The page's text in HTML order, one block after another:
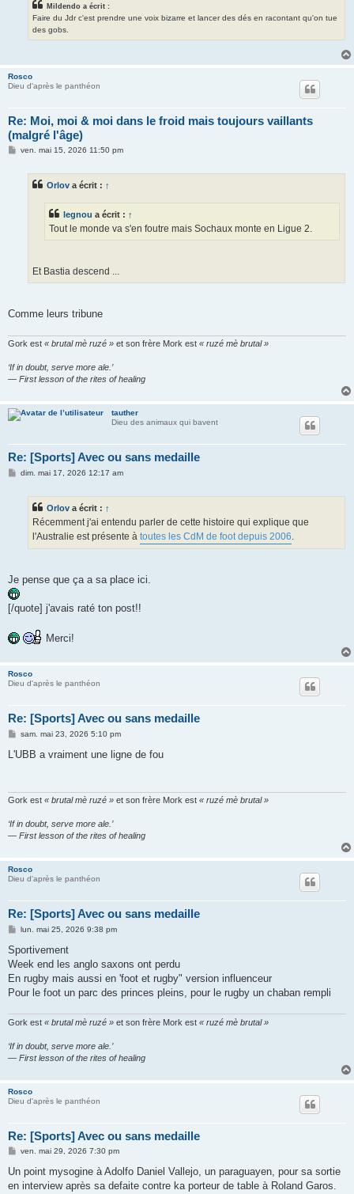
Mildendo a écrit :
Faire du Jdr c'est prendre une voix bizarre et lancer des dés en racontant qu'on tue
des gobs.
Rosco
Dieu d'après le panthéon
Re: Moi, moi & moi dans le froid mais toujours vaillants
(malgré l'âge)
Mven. mai 15, 2026 11:50 pm
Orlov a écrit : ↑
legnou a écrit : ↑
Tout le monde va s'en foutre mais Sochaux monte en Ligue 2.
Et Bastia descend ...
Comme leurs tribune
Gork est « brutal mè ruzé » et son frère Mork est « ruzé mè brutal »
‘If in doubt, serve more ale.’
— First lesson of the rites of healing
tauther
Dieu des animaux qui bavent
Re: [Sports] Avec ou sans medaille
Mdim. mai 17, 2026 12:17 am
Orlov a écrit : ↑
Récemment j'ai entendu parler de cette histoire qui explique que
l'Australie est présente à toutes les CdM de foot depuis 2006.
Je pense que ça a sa place ici.
[/quote] j'avais raté ton post!!
Merci!
Rosco
Dieu d'après le panthéon
Re: [Sports] Avec ou sans medaille
M
s
sam. mai 23, 2026 5:10 pm
L'UBB a vraiment une ligne de fou
Gork est « brutal mè ruzé » et son frère Mork est « ruzé mè brutal »
‘If in doubt, serve more ale.’
— First lesson of the rites of healing
Rosco
Dieu d'après le panthéon
Re: [Sports] Avec ou sans medaille
M
s
a
g
lun. mai 25, 2026 9:38 pm
Sportivement
Week end les anglo saxons ont perdu
En rugby mais aussi en 'foot et rugby" version influenceur
Pour le foot un parc des princes pleins, pour le rugby un chaban rempli
Gork est « brutal mè ruzé » et son frère Mork est « ruzé mè brutal »
‘If in doubt, serve more ale.’
— First lesson of the rites of healing
Rosco
Dieu d'après le panthéon
Re: [Sports] Avec ou sans medaille
M
s
a
ven. mai 29, 2026 7:30 pm
Un point mysogine à Adolfo Daniel Vallejo, un paraguayen, pour sa sortie
en interview après sa defaite contre ka porteur de table à Roland Garos.